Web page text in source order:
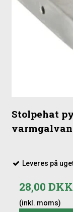
Stolpehat
Leveres på
28,00 DKK
(inkl. moms)